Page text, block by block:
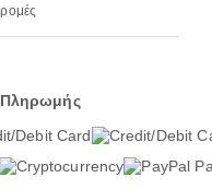
Πληρωμής